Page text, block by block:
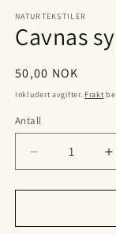
NATURTEKSTILER
Cavnas sy
Vanlig
pris
50,00 NOK
Inkludert avgifter. Frakt
Antall
Antall
antallet
for
sy